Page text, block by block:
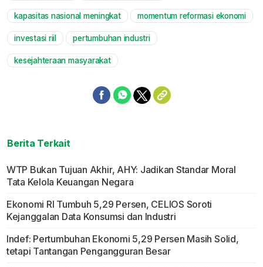
kapasitas nasional meningkat momentum reformasi ekonomi
investasi riil pertumbuhan industri
kesejahteraan masyarakat
Berita Terkait
WTP Bukan Tujuan Akhir, AHY: Jadikan Standar Moral
Tata Kelola Keuangan Negara
Ekonomi RI Tumbuh 5,29 Persen, CELIOS Soroti
Kejanggalan Data Konsumsi dan Industri
Indef: Pertumbuhan Ekonomi 5,29 Persen Masih Solid,
tetapi Tantangan Pengangguran Besar